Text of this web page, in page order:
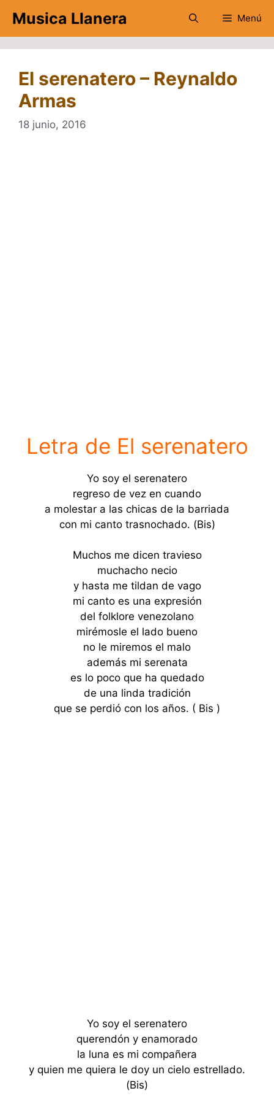
contenido
Musica Llanera Menú
El serenatero – Reynaldo
Armas
18 junio, 2016
Letra de El serenatero
Yo soy el serenatero
regreso de vez en cuando
a molestar a las chicas de la barriada
con mi canto trasnochado. (Bis)
Muchos me dicen travieso
muchacho necio
y hasta me tildan de vago
mi canto es una expresión
del folklore venezolano
mirémosle el lado bueno
no le miremos el malo
además mi serenata
es lo poco que ha quedado
de una linda tradición
que se perdió con los años. ( Bis )
Yo soy el serenatero
querendón y enamorado
la luna es mi compañera
y quien me quiera le doy un cielo estrellado.
(Bis)